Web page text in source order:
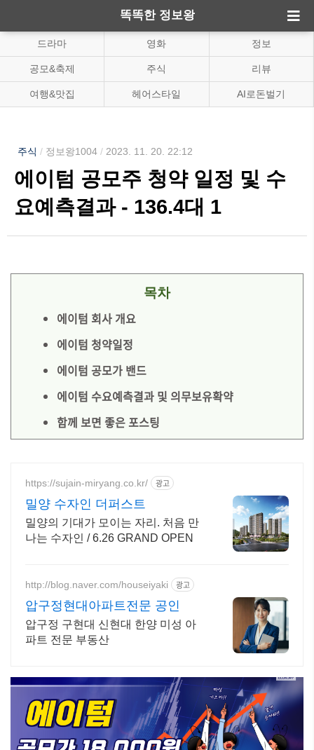
똑똑한 정보왕
드라마 영화 정보
공모&축제 주식 리뷰
여행&맛집 헤어스타일 AI로돈벌기
주식 / 정보왕1004 / 2023. 11. 20. 22:12
에이텀 공모주 청약 일정 및 수
요예측결과 - 136.4대 1
목차
에이텀 회사 개요
에이텀 청약일정
에이텀 공모가 밴드
에이텀 수요예측결과 및 의무보유확약
함께 보면 좋은 포스팅
https://sujain-miryang.co.kr/ 광고
밀양 수자인 더퍼스트
밀양의 기대가 모이는 자리. 처음 만
나는 수자인 / 6.26 GRAND OPEN
http://blog.naver.com/houseiyaki 광고
압구정현대아파트전문 공인
압구정 구현대 신현대 한양 미성 아
파트 전문 부동산